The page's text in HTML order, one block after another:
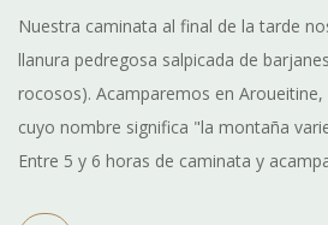
Nuestra caminata al final de la tarde
llanura pedregosa salpicada de
rocosos). Acamparemos en
cuyo nombre significa "la montaña
Entre 5 y 6 horas de caminata y